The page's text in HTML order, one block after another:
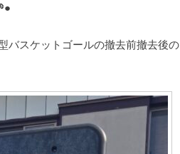
バスケットゴールの撤去前撤去後の